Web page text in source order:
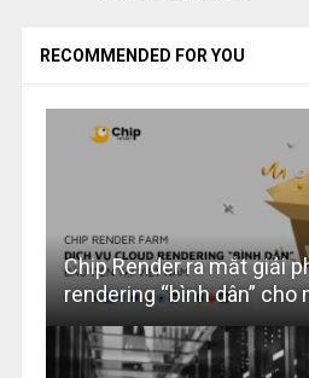
RECOMMENDED FOR YOU
Chip Render ra mắt giải
rendering “bình dân” cho